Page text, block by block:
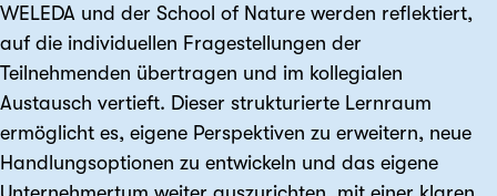
WELEDA und der School of Nature werden reflektiert,
auf die individuellen Fragestellungen der
Teilnehmenden übertragen und im kollegialen
Austausch vertieft. Dieser strukturierte Lernraum
ermöglicht es, eigene Perspektiven zu erweitern, neue
Handlungsoptionen zu entwickeln und das eigene